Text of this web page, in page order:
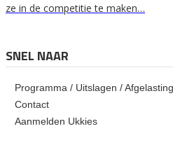
ze in de competitie te maken…
SNEL NAAR
Programma / Uitslagen /
Contact
Aanmelden Ukkies